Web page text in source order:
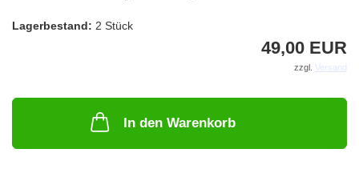
Lagerbestand: 2 Stück
49,00 EUR
zzgl. Versand
In den Warenkorb